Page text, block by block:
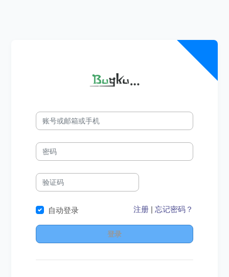
自动登录 注册 | 忘记密码？
登录